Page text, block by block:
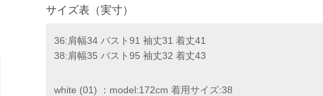
サイズ表（実寸）
36:肩幅34 バスト91 袖丈31 着丈41
38:肩幅35 バスト95 袖丈32 着丈43
white (01) ：model:172cm 着用サイズ:38